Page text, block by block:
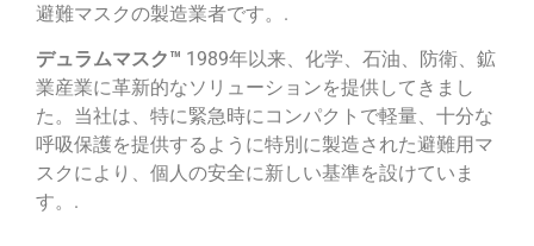
避難マスクの製造業者です。.
デュラムマスク™ 1989年以来、化学、石油、防衛、鉱
業産業に革新的なソリューションを提供してきまし
た。当社は、特に緊急時にコンパクトで軽量、十分な
呼吸保護を提供するように特別に製造された避難用マ
スクにより、個人の安全に新しい基準を設けていま
す。.